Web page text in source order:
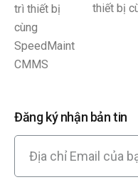
thiết bị
Đăng ký nhận bản tin